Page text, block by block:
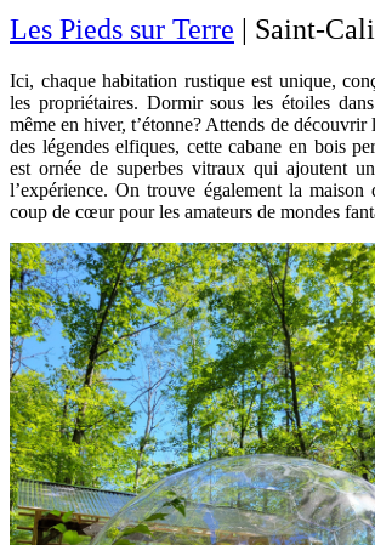
Les Pieds sur Terre | Saint-
Ici, chaque habitation rustique est unique,
les propriétaires. Dormir sous les étoiles
même en hiver, t’étonne? Attends de découvrir
des légendes elfiques, cette cabane en bois
est ornée de superbes vitraux qui ajoutent
l’expérience. On trouve également la
coup de cœur pour les amateurs de mondes